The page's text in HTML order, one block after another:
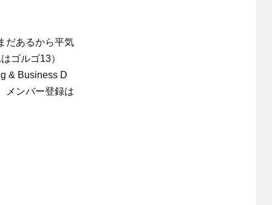
だあるから平気
ゴルゴ13）
& Business D
メンバー登録は